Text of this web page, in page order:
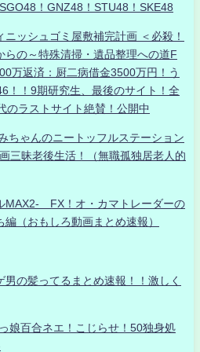
！GNZ48！STU48！SKE48
ッシュゴミ屋敷補完計画 ＜必殺！
らの～特殊清掃・遺品整理への道F
万返済：厨二病借金3500万円！う
！！9期研究生、最後のサイト！全
のラストサイト絶賛！公開中
ちゃんのニートッフルステーション
三昧老後生活！（無職孤独居老人的
MAX2- FX！オ・カマトレーダーの
（おもしろ動画まとめ速報）
の髪ってるまとめ速報！！激しく
娘百合ネエ！こじらせ！50独身処